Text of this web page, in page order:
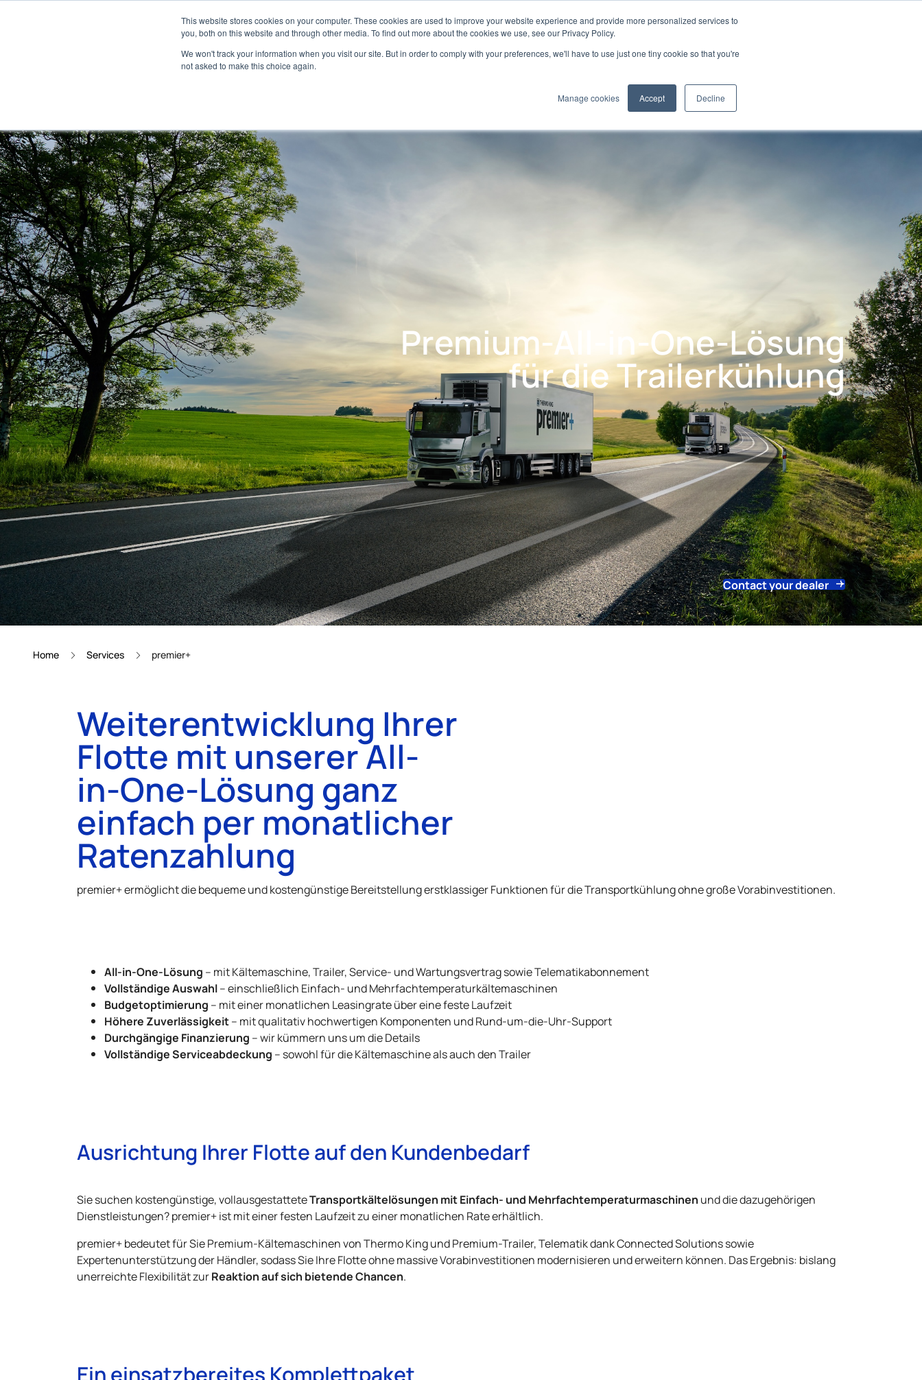
This website stores cookies on your computer. These cookies are used to improve your website experience and provide more personalized services to
you, both on this website and through other media. To find out more about the cookies we use, see our Privacy Policy.
We won't track your information when you visit our site. But in order to comply with your preferences, we'll have to use just one tiny cookie so that you're
not asked to make this choice again.
Manage cookies Accept Decline
Medienzentrum Marine
ProdukteTechnologienServicesAnwendungen
Contact your dealer
Premium-All-in-One-Lösung
für die Trailerkühlung
Home Services premier+
Weiterentwicklung Ihrer
Flotte mit unserer All-
in-One-Lösung ganz
einfach per monatlicher
Ratenzahlung
premier+ ermöglicht die bequeme und kostengünstige Bereitstellung erstklassiger Funktionen für die Transportkühlung ohne große Vorabinvestitionen.
All-in-One-Lösung – mit Kältemaschine, Trailer, Service- und Wartungsvertrag sowie Telematikabonnement
Vollständige Auswahl– einschließlich Einfach- und Mehrfachtemperaturkältemaschinen
Budgetoptimierung – mit einer monatlichen Leasingrate über eine feste Laufzeit
Höhere Zuverlässigkeit– mit qualitativ hochwertigen Komponenten und Rund-um-die-Uhr-Support
Durchgängige Finanzierung – wir kümmern uns um die Details
Vollständige Serviceabdeckung – sowohl für die Kältemaschine als auch den Trailer
Ausrichtung Ihrer Flotte auf den Kundenbedarf
Sie suchen kostengünstige, vollausgestatteteTransportkältelösungen mit Einfach- und Mehrfachtemperaturmaschinen und die dazugehörigen
Dienstleistungen? premier+ ist mit einer festen Laufzeit zu einer monatlichen Rate erhältlich.
premier+ bedeutet für Sie Premium-Kältemaschinen vonThermo Kingund Premium-Trailer, Telematik dank Connected Solutions sowie
Expertenunterstützung der Händler, sodass Sie Ihre Flotte ohne massive Vorabinvestitionen modernisieren und erweitern können. Das Ergebnis: bislang
unerreichte Flexibilität zurReaktion auf sich bietende Chancen.
Ein einsatzbereites Komplettpaket